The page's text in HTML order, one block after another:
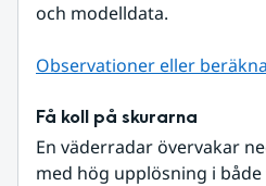
och modelldata.
Observationer eller
Få koll på skurarna
En väderradar övervakar
med hög upplösning i